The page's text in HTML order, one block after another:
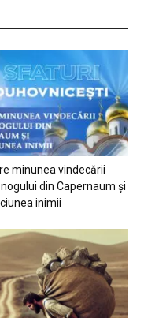
minunea vindecării
din Capernaum și
inimii